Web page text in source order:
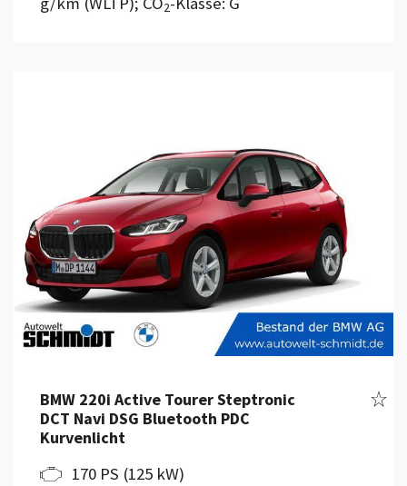
2
BMW 220i Active Tourer Steptronic
DCT Navi DSG Bluetooth PDC
Kurvenlicht
170 PS (125 kW)